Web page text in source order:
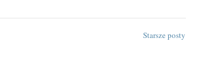
Starsze posty